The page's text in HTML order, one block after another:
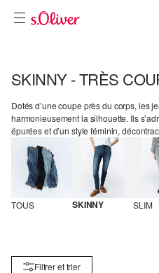
SKINNY - TRÈS
Dotés d’une coupe près du corps, les
harmonieusement la silhouette. Ils
épurées et d’un style féminin,
TOUS SKINNY SLIM
Filtrer et trier